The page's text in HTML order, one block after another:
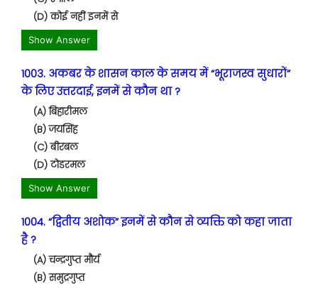
(D) कोई नहीं इनमें से
Show Answer
1003. अकबर के शासन काल के समय में “भूराजस्व सुधारों”
के लिए उत्तरदाई, इनमें से कौन था ?
(A) बिहारीमल
(B) जयसिंह
(C) बीरबल
(D) टोडरमल
Show Answer
1004. “द्वितीय अशोक” इनमें से कौन से व्यक्ति को कहा जाता
है ?
(A) चन्द्रगुप्त मौर्य
(B) समुद्रगुप्त